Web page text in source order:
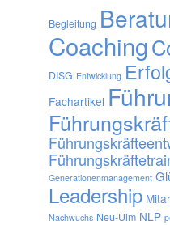
Begleitung
Coaching
DISG Entwicklung
Fachartikel
Generationenmanagement
Leadership
Nachwuchs Neu-Ulm NLP